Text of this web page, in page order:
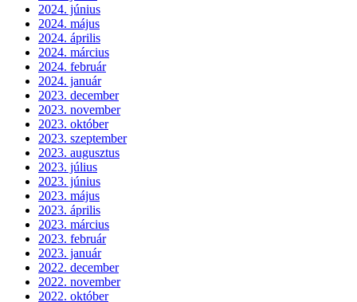
2024. június
2024. május
2024. április
2024. március
2024. február
2024. január
2023. december
2023. november
2023. október
2023. szeptember
2023. augusztus
2023. július
2023. június
2023. május
2023. április
2023. március
2023. február
2023. január
2022. december
2022. november
2022. október